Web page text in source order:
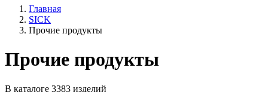
Главная
SICK
Прочие продукты
Прочие продукты
В каталоге 3383 изделий